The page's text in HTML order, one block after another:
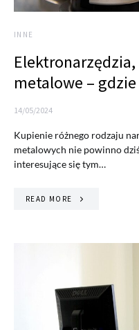
INNE
metalowe –
14/05/2024
Kupienie różnego rodzaju
metalowych nie powinno
interesujące się tym…
READ MORE